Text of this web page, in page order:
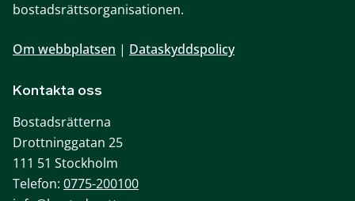
bostadsrättsorganisationen.
Om webbplatsen | Dataskyddspolicy
Kontakta oss
Bostadsrätterna
Drottninggatan 25
111 51 Stockholm
Telefon: 0775-200100